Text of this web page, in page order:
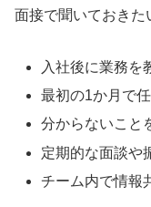
面接で聞いておきた
入社後に業務を
最初の1か月で
分からないこと
定期的な面談や
チーム内で情報